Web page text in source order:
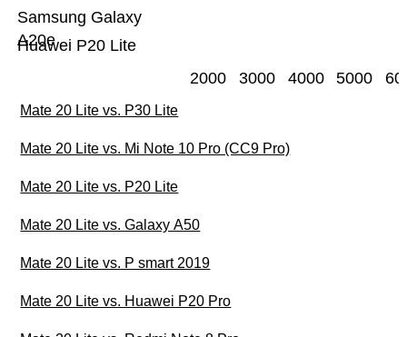
Huawei P20 Lite
Samsung Galaxy
A20e
2000 3000 4000 5000
Mate 20 Lite vs. P30 Lite
Mate 20 Lite vs. Mi Note 10 Pro (CC9 Pro)
Mate 20 Lite vs. P20 Lite
Mate 20 Lite vs. Galaxy A50
Mate 20 Lite vs. P smart 2019
Mate 20 Lite vs. Huawei P20 Pro